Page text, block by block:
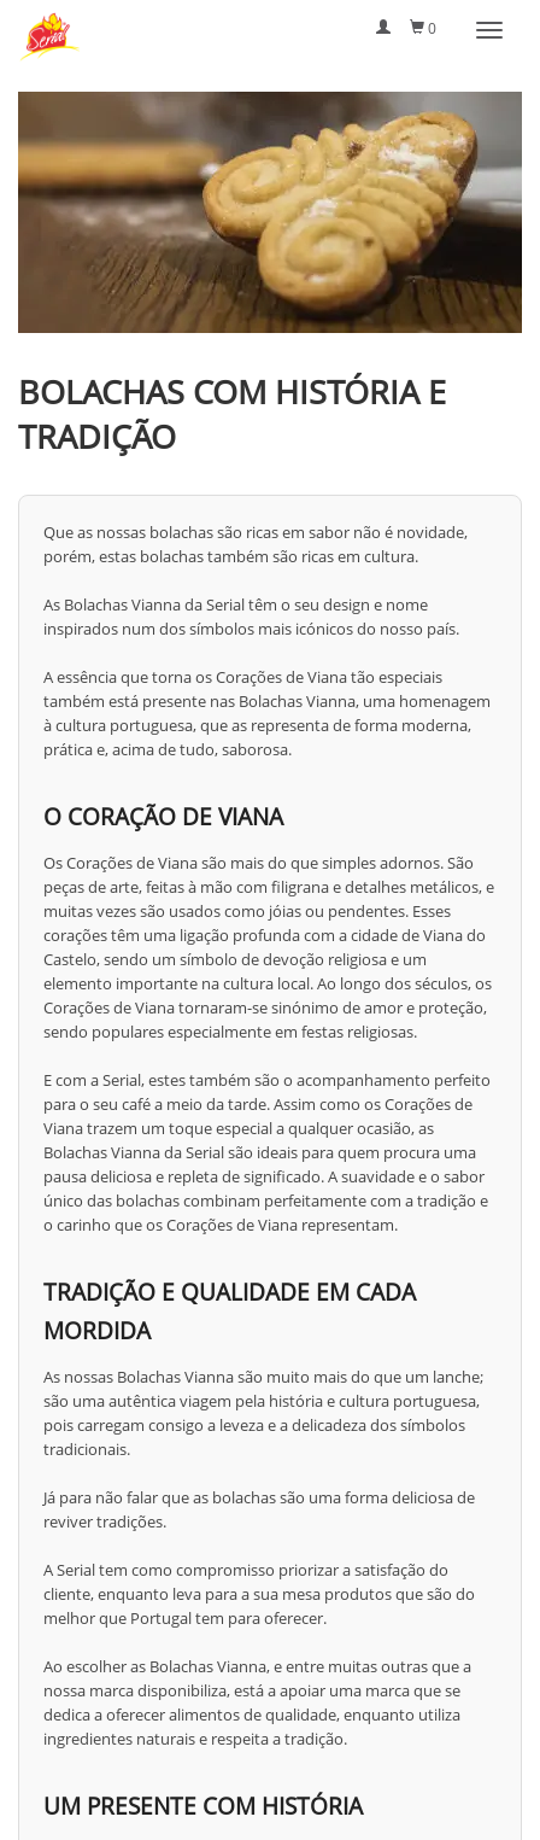
0
BOLACHAS COM HISTÓRIA E
TRADIÇÃO
Que as nossas bolachas são ricas em sabor não é novidade,
porém, estas bolachas também são ricas em cultura.
As Bolachas Vianna da Serial têm o seu design e nome
inspirados num dos símbolos mais icónicos do nosso país.
A essência que torna os Corações de Viana tão especiais
também está presente nas Bolachas Vianna, uma homenagem
à cultura portuguesa, que as representa de forma moderna,
prática e, acima de tudo, saborosa.
O CORAÇÃO DE VIANA
Os Corações de Viana são mais do que simples adornos. São
peças de arte, feitas à mão com filigrana e detalhes metálicos, e
muitas vezes são usados como jóias ou pendentes. Esses
corações têm uma ligação profunda com a cidade de Viana do
Castelo, sendo um símbolo de devoção religiosa e um
elemento importante na cultura local. Ao longo dos séculos, os
Corações de Viana tornaram-se sinónimo de amor e proteção,
sendo populares especialmente em festas religiosas.
E com a Serial, estes também são o acompanhamento perfeito
para o seu café a meio da tarde. Assim como os Corações de
Viana trazem um toque especial a qualquer ocasião, as
Bolachas Vianna da Serial são ideais para quem procura uma
pausa deliciosa e repleta de significado. A suavidade e o sabor
único das bolachas combinam perfeitamente com a tradição e
o carinho que os Corações de Viana representam.
TRADIÇÃO E QUALIDADE EM CADA
MORDIDA
As nossas Bolachas Vianna são muito mais do que um lanche;
são uma autêntica viagem pela história e cultura portuguesa,
pois carregam consigo a leveza e a delicadeza dos símbolos
tradicionais.
Já para não falar que as bolachas são uma forma deliciosa de
reviver tradições.
A Serial tem como compromisso priorizar a satisfação do
cliente, enquanto leva para a sua mesa produtos que são do
melhor que Portugal tem para oferecer.
Ao escolher as Bolachas Vianna, e entre muitas outras que a
nossa marca disponibiliza, está a apoiar uma marca que se
dedica a oferecer alimentos de qualidade, enquanto utiliza
ingredientes naturais e respeita a tradição.
UM PRESENTE COM HISTÓRIA